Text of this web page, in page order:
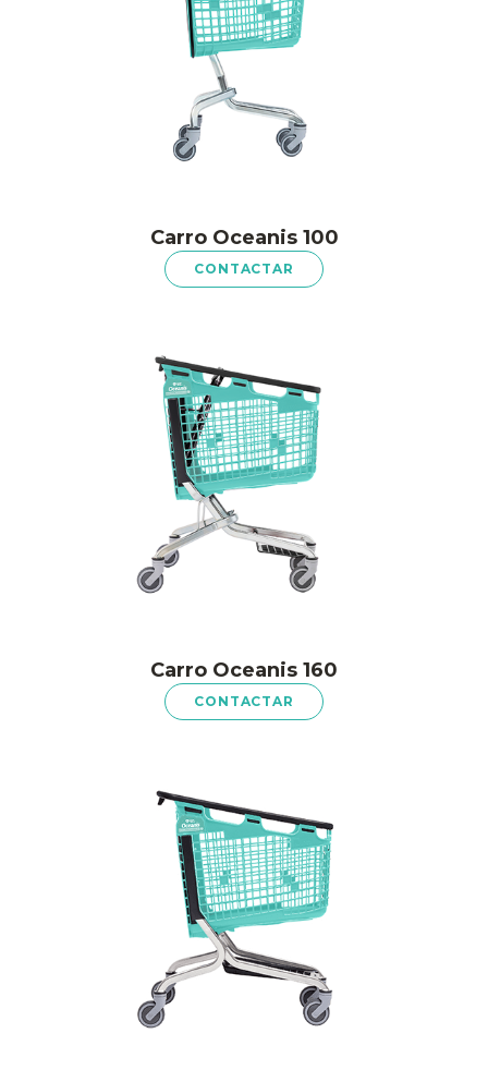
Carro Oceanis 100
CONTACTAR
Carro Oceanis 160
CONTACTAR